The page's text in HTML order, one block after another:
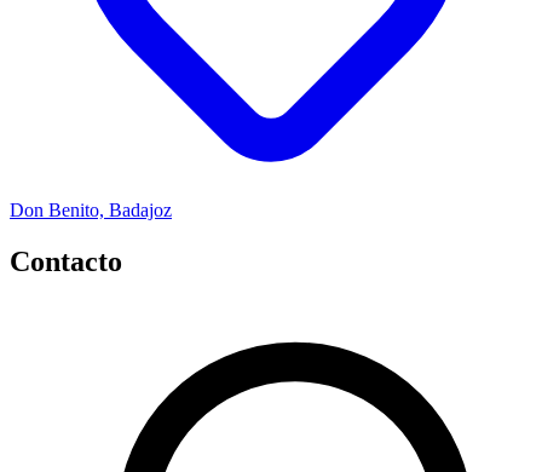
Don Benito, Badajoz
Contacto